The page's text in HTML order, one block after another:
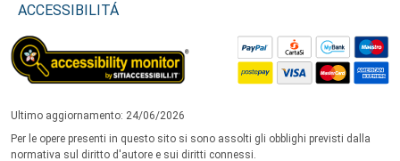
ACCESSIBILITÁ
Ultimo aggiornamento: 24/06/2026
Per le opere presenti in questo sito si sono assolti gli obblighi previsti dalla
normativa sul diritto d'autore e sui diritti connessi.